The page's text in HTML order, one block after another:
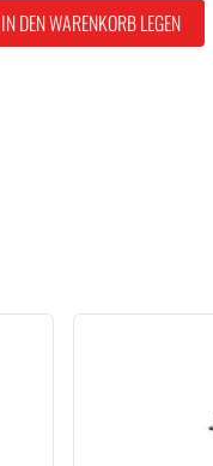
IN DEN WARENKORB LEGEN